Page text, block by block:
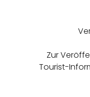
Zur
Tourist-